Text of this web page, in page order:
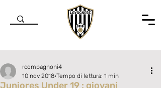
Juniores Under 19 : giovani
rcompagnoni4
10 nov 2018 Tempo di lettura: 1 min